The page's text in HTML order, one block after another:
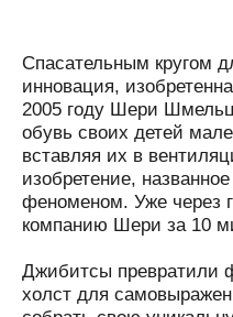
Спасательным кругом
инновация,
2005 году Шери
обувь своих детей
вставляя их в
изобретение,
феноменом. Уже через
компанию Шери за 10
Джибитсы превратили
холст для